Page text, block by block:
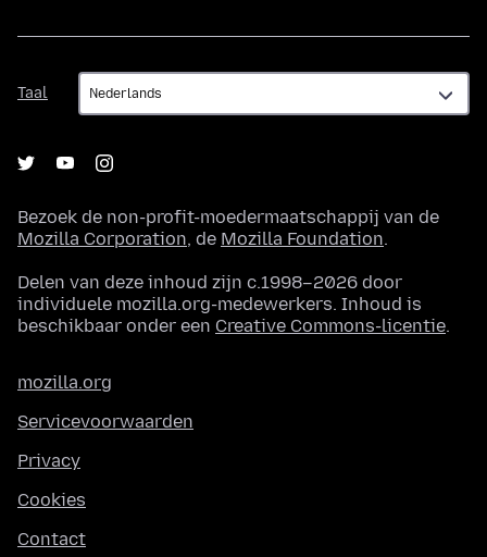
Taal
Taal
Bezoek de non-profit-moedermaatschappij van de
Mozilla Corporation, de Mozilla Foundation.
Delen van deze inhoud zijn c.1998–2026 door
individuele mozilla.org-medewerkers. Inhoud is
beschikbaar onder een Creative Commons-licentie.
mozilla.org
Servicevoorwaarden
Privacy
Cookies
Contact